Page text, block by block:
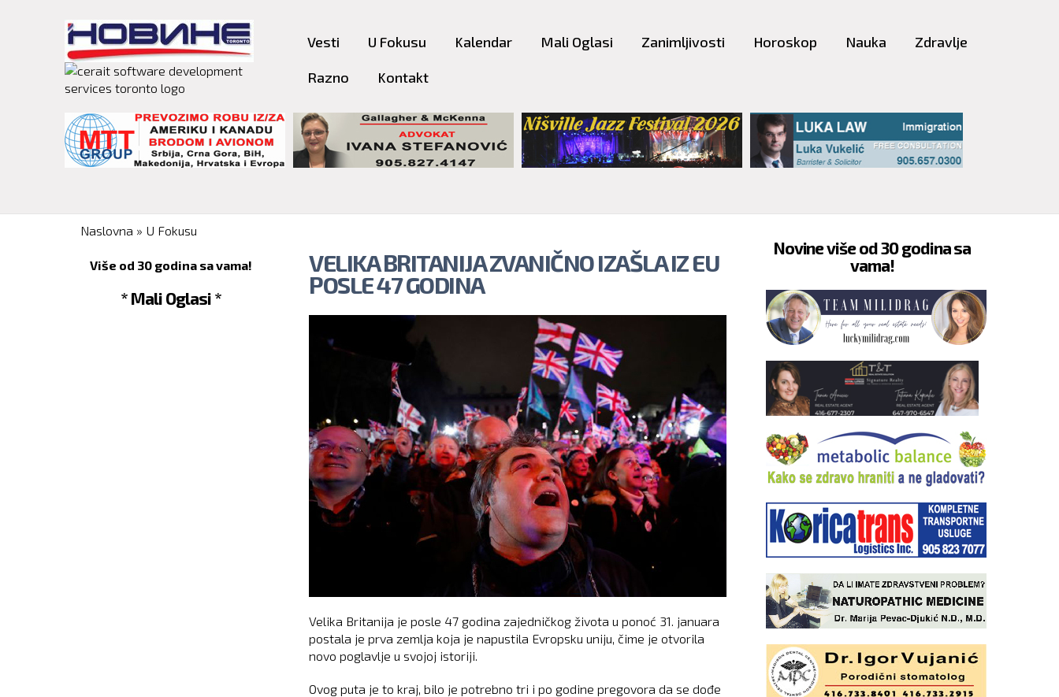
content
Vesti U Fokusu Kalendar Mali Oglasi Zanimljivosti Horoskop Nauka Zdravlje
Razno Kontakt
You are here
Naslovna » U Fokusu
Više od 30 godina sa vama!
* Mali Oglasi *
VELIKA BRITANIJA ZVANIČNO IZAŠLA IZ EU
POSLE 47 GODINA
Velika Britanija je posle 47 godina zajedničkog života u ponoć 31. januara
postala je prva zemlja koja je napustila Evropsku uniju, čime je otvorila
novo poglavlje u svojoj istoriji.
Ovog puta je to kraj, bilo je potrebno tri i po godine pregovora da se dođe
Novine više od 30 godina sa
vama!